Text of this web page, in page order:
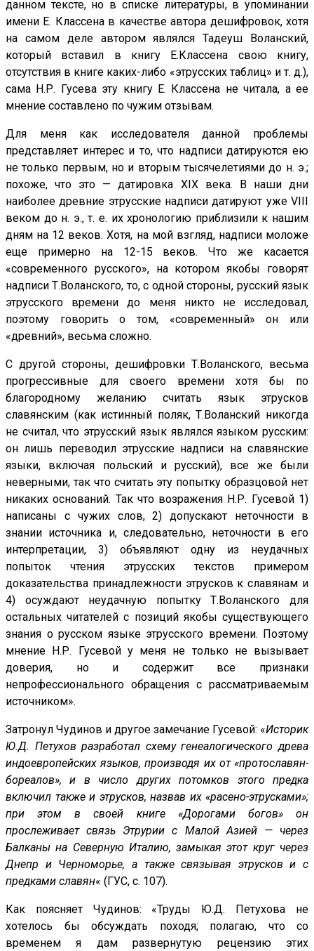
данном тексте, но в списке литературы, в упоминании
имени Е. Классена в качестве автора дешифровок, хотя
на самом деле автором являлся Тадеуш Воланский,
который вставил в книгу Е.Классена свою книгу,
отсутствия в книге каких-либо «этрусских таблиц» и т. д.),
сама Н.Р. Гусева эту книгу Е. Классена не читала, а ее
мнение составлено по чужим отзывам.
Для меня как исследователя данной проблемы
представляет интерес и то, что надписи датируются ею
не только первым, но и вторым тысячелетиями до н. э.;
похоже, что это — датировка XIX века. В наши дни
наиболее древние этрусские надписи датируют уже VIII
веком до н. э., т. е. их хронологию приблизили к нашим
дням на 12 веков. Хотя, на мой взгляд, надписи моложе
еще примерно на 12-15 веков. Что же касается
«современного русского», на котором якобы говорят
надписи Т.Воланского, то, с одной стороны, русский язык
этрусского времени до меня никто не исследовал,
поэтому говорить о том, «современный» он или
«древний», весьма сложно.
С другой стороны, дешифровки Т.Воланского, весьма
прогрессивные для своего времени хотя бы по
благородному желанию считать язык этрусков
славянским (как истинный поляк, Т.Воланский никогда
не считал, что этрусский язык являлся языком русским:
он лишь переводил этрусские надписи на славянские
языки, включая польский и русский), все же были
неверными, так что считать эту попытку образцовой нет
никаких оснований. Так что возражения Н.Р. Гусевой 1)
написаны с чужих слов, 2) допускают неточности в
знании источника и, следовательно, неточности в его
интерпретации, 3) объявляют одну из неудачных
попыток чтения этрусских текстов примером
доказательства принадлежности этрусков к славянам и
4) осуждают неудачную попытку Т.Воланского для
остальных читателей с позиций якобы существующего
знания о русском языке этрусского времени. Поэтому
мнение Н.Р. Гусевой у меня не только не вызывает
доверия, но и содержит все признаки
непрофессионального обращения с рассматриваемым
источником».
Затронул Чудинов и другое замечание Гусевой: «Историк
Ю.Д. Петухов разработал схему генеалогического древа
индоевропейских языков, производя их от «протославян-
бореалов», и в число других потомков этого предка
включил также и этрусков, назвав их «расено-этрусками»;
при этом в своей книге «Дорогами богов» он
прослеживает связь Этрурии с Малой Азией — через
Балканы на Северную Италию, замыкая этот круг через
Днепр и Черноморье, а также связывая этрусков и с
предками славян« (ГУС, с. 107).
Как поясняет Чудинов: «Труды Ю.Д. Петухова не
хотелось бы обсуждать походя; полагаю, что со
временем я дам развернутую рецензию этих